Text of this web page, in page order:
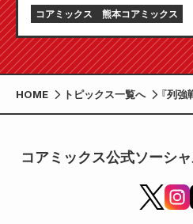
コアミックス 熊本コアミックス
HOME トピックス一覧へ
『列
コアミックス公式ソーシ